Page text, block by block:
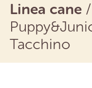
Linea cane /
Tacchino